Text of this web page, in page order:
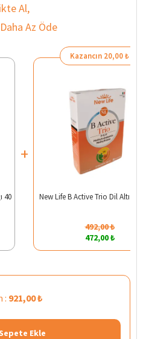
Al,
Daha Az Öde
40
+
Kazancın 20,00 ₺
New Life B Active Trio Dil Altı 30
492,00 ₺
472,00 ₺
: 921,00 ₺
Ekle